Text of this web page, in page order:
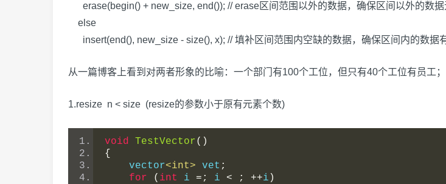
erase(begin() + new_size, end()); // erase区间范围以外的数据，确保区间以外的数据
else
insert(end(), new_size - size(), x); // 填补区间范围内空缺的数据，确保区间内的数据
从一篇博客上看到对两者形象的比喻：一个部门有100个工位，但只有40个工位有员工
1.resize n < size (resize的参数小于原有元素个数)
void TestVector()
{
    vector
<int> vet ;
for
( int i =; i < ; ++i )